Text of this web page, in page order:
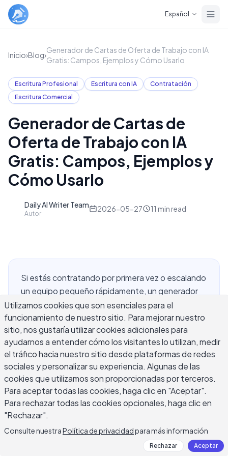
Español
Inicio›Blog›
Generador de Cartas de Oferta de Trabajo con IA
Gratis: Campos, Ejemplos y Cómo Usarlo
Escritura Profesional Escritura con IA
Contratación
Escritura Comercial
Generador de Cartas de
Oferta de Trabajo con IA
Gratis: Campos, Ejemplos y
Cómo Usarlo
Daily AI Writer Team
Autor
2026-05-27 11 min read
Si estás contratando por primera vez o escalando
un equipo pequeño rápidamente, un generador
gratuito de cartas de oferta de trabajo con IA es
una de las herramientas de escritura más
prácticas que puedes agregar a tu proceso de
selección. Escribir una carta de oferta de trabajo
clara y profesional desde cero toma más tiempo
del que la mayoría de los gerentes de
contratación esperan — necesitas asegurarte de
que los detalles de compensación sean
correctos, confirmar el puesto, la fecha de inicio y
sienta acogedor sin prometer accidentalmente
algo que no pretendías ofrecer. Esta guía cubre
Utilizamos cookies que son esenciales para el
funcionamiento de nuestro sitio. Para mejorar nuestro
sitio, nos gustaría utilizar cookies adicionales para
ayudarnos a entender cómo los visitantes lo utilizan, medir
el tráfico hacia nuestro sitio desde plataformas de redes
sociales y personalizar su experiencia. Algunas de las
cookies que utilizamos son proporcionadas por terceros.
Para aceptar todas las cookies, haga clic en "Aceptar".
Para rechazar todas las cookies opcionales, haga clic en
"Rechazar".
Consulte nuestraPolítica de privacidadpara más información
Rechazar Aceptar